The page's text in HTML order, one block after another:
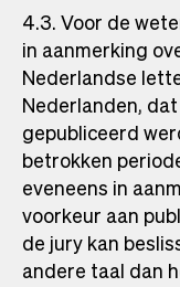
4.3. Voor de
in aanmerking
Nederlandse
Nederlanden,
gepubliceerd
betrokken
eveneens in
voorkeur aan
de jury kan
andere taal dan